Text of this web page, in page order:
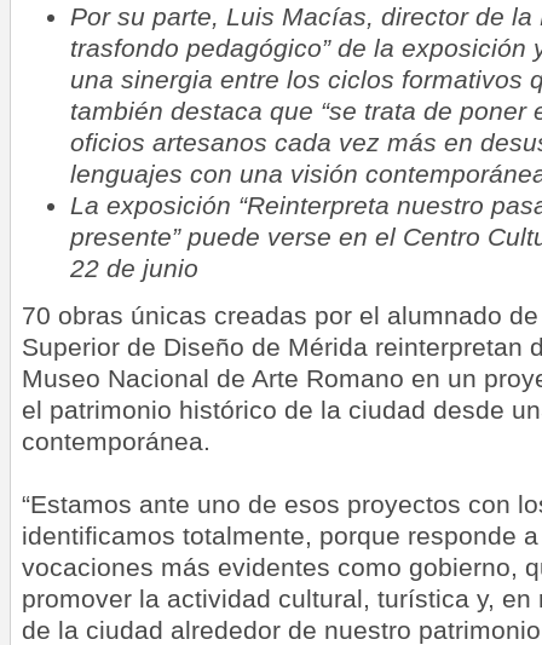
Por su parte, Luis Macías, director de la
trasfondo pedagógico” de la exposición
una sinergia entre los ciclos formativos
también destaca que “se trata de poner
oficios artesanos cada vez más en
lenguajes con una visión
La exposición “Reinterpreta nuestro
presente” puede verse en el Centro
22 de junio
70 obras únicas creadas por el alumnado
Superior de Diseño de Mérida reinterpretan
Museo Nacional de Arte Romano en un
el patrimonio histórico de la ciudad desde
contemporánea.
“Estamos ante uno de esos proyectos con
identificamos totalmente, porque responde
vocaciones más evidentes como gobierno,
promover la actividad cultural, turística y,
de la ciudad alrededor de nuestro